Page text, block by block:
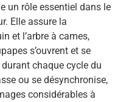
un rôle essentiel dans le
Elle assure la
et l’arbre à cames,
s’ouvrent et se
chaque cycle du
ou se désynchronise,
considérables à